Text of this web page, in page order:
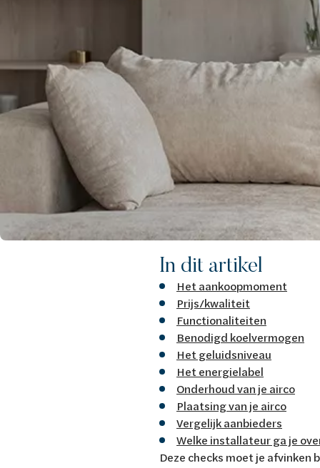
In dit artikel
Het aankoopmoment
Prijs/kwaliteit
Functionaliteiten
Benodigd koelvermogen
Het geluidsniveau
Het energielabel
Onderhoud van je airco
Plaatsing van je airco
Vergelijk aanbieders
Welke installateur ga je
Deze checks moet je afvinken